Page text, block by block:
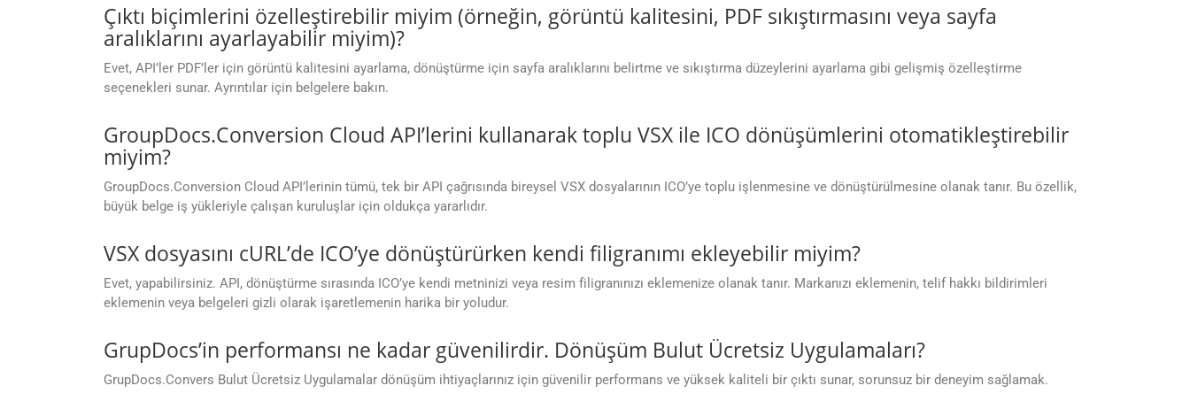
Çıktı biçimlerini özelleştirebilir miyim (örneğin, görüntü kalitesini, PDF sıkıştırmasını veya sayfa
aralıklarını ayarlayabilir miyim)?
Evet, API’ler PDF’ler için görüntü kalitesini ayarlama, dönüştürme için sayfa aralıklarını belirtme ve sıkıştırma düzeylerini ayarlama gibi gelişmiş özelleştirme
seçenekleri sunar. Ayrıntılar için belgelere bakın.
GroupDocs.Conversion Cloud API’lerini kullanarak toplu VSX ile ICO dönüşümlerini otomatikleştirebilir
miyim?
GroupDocs.Conversion Cloud API’lerinin tümü, tek bir API çağrısında bireysel VSX dosyalarının ICO’ye toplu işlenmesine ve dönüştürülmesine olanak tanır. Bu özellik,
büyük belge iş yükleriyle çalışan kuruluşlar için oldukça yararlıdır.
VSX dosyasını cURL’de ICO’ye dönüştürürken kendi filigranımı ekleyebilir miyim?
Evet, yapabilirsiniz. API, dönüştürme sırasında ICO’ye kendi metninizi veya resim filigranınızı eklemenize olanak tanır. Markanızı eklemenin, telif hakkı bildirimleri
eklemenin veya belgeleri gizli olarak işaretlemenin harika bir yoludur.
GrupDocs’in performansı ne kadar güvenilirdir. Dönüşüm Bulut Ücretsiz Uygulamaları?
GrupDocs.Convers Bulut Ücretsiz Uygulamalar dönüşüm ihtiyaçlarınız için güvenilir performans ve yüksek kaliteli bir çıktı sunar, sorunsuz bir deneyim sağlamak.